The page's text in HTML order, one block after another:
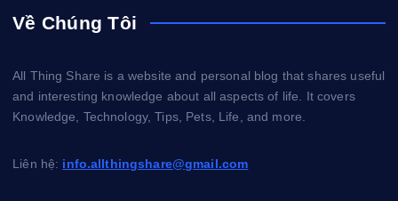
Về Chúng Tôi
All Thing Share is a website and personal blog that shares useful
and interesting knowledge about all aspects of life. It covers
Knowledge, Technology, Tips, Pets, Life, and more.
Liên hệ: info.allthingshare@gmail.com